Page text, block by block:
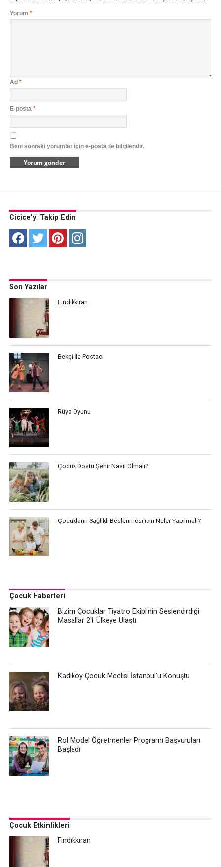
Yorum *
Ad *
E-posta *
Beni sonraki yorumlar için e-posta ile bilgilendir.
Cicice’yi Takip Edin
Son Yazılar
Fındıkkıran
Bekçi İle Postacı
Rüya Oyunu
Çocuk Dostu Şehir Nasıl Olmalı?
Çocukların Sağlıklı Beslenmesi için Neler Yapılmalı?
Çocuk Haberleri
Bizim Çocuklar Tiyatro Ekibi’nin Seslendirdiği
Masallar 21 Ülkeye Ulaştı
Kadıköy Çocuk Meclisi İstanbul’u Konuştu
Rol Model Öğretmenler Programı Başvuruları
Başladı
Çocuk Etkinlikleri
Fındıkkıran